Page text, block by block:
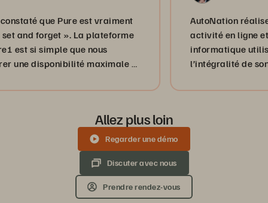
que Pure est vraiment
forget ». La plateforme
simple que nous
disponibilité maximale et
au service client. En
AutoNation réalise près
activité en ligne et,
informatique utilise
l’intégralité de son
consacre moins de
Allez plus loin
Regarder une démo
Discuter avec nous
Prendre rendez-vous